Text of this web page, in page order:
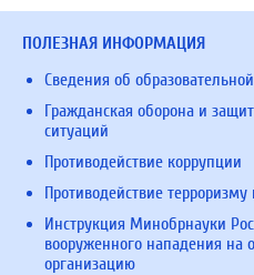
ПОЛЕЗНАЯ ИНФОРМАЦИЯ
Сведения об
Гражданская оборона и
ситуаций
Противодействие коррупции
Противодействие
Инструкция Минобрнауки
вооруженного нападения на
организацию